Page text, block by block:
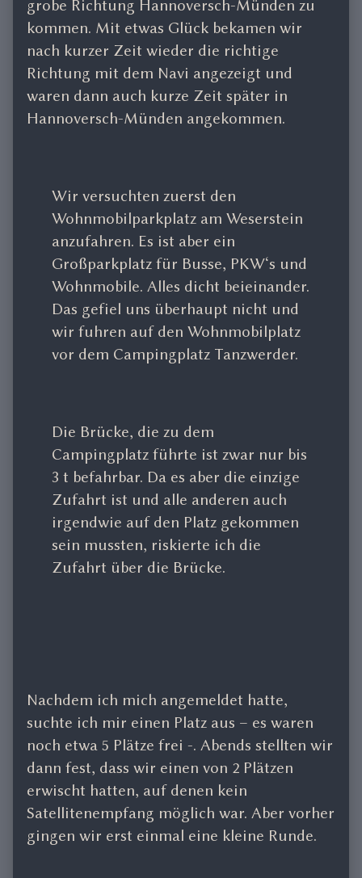
grobe Richtung Hannoversch-Münden zu
kommen. Mit etwas Glück bekamen wir
nach kurzer Zeit wieder die richtige
Richtung mit dem Navi angezeigt und
waren dann auch kurze Zeit später in
Hannoversch-Münden angekommen.
Wir versuchten zuerst den
Wohnmobilparkplatz am Weserstein
anzufahren. Es ist aber ein
Großparkplatz für Busse, PKW‘s und
Wohnmobile. Alles dicht beieinander.
Das gefiel uns überhaupt nicht und
wir fuhren auf den Wohnmobilplatz
vor dem Campingplatz Tanzwerder.
Die Brücke, die zu dem
Campingplatz führte ist zwar nur bis
3 t befahrbar. Da es aber die einzige
Zufahrt ist und alle anderen auch
irgendwie auf den Platz gekommen
sein mussten, riskierte ich die
Zufahrt über die Brücke.
Nachdem ich mich angemeldet hatte,
suchte ich mir einen Platz aus – es waren
noch etwa 5 Plätze frei -. Abends stellten wir
dann fest, dass wir einen von 2 Plätzen
erwischt hatten, auf denen kein
Satellitenempfang möglich war. Aber vorher
gingen wir erst einmal eine kleine Runde.